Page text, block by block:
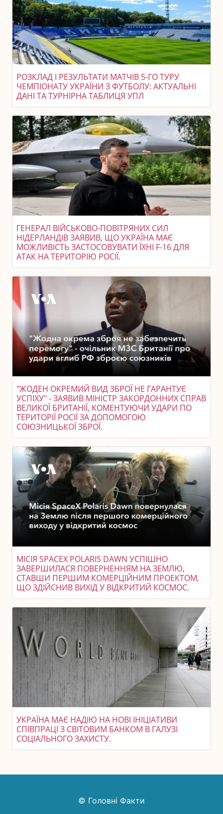
РОЗКЛАД І РЕЗУЛЬТАТИ МАТЧІВ 5-ГО ТУРУ
ЧЕМПІОНАТУ УКРАЇНИ З ФУТБОЛУ: АКТУАЛЬНІ
ДАНІ ТА ТУРНІРНА ТАБЛИЦЯ УПЛ
ГЕНЕРАЛ ВІЙСЬКОВО-ПОВІТРЯНИХ СИЛ
НІДЕРЛАНДІВ ЗАЯВИВ, ЩО УКРАЇНА МАЄ
МОЖЛИВІСТЬ ЗАСТОСОВУВАТИ ЇХНІ F-16 ДЛЯ
АТАК НА ТЕРИТОРІЮ РОСІЇ.
"ЖОДЕН ОКРЕМИЙ ВИД ЗБРОЇ НЕ ГАРАНТУЄ
УСПІХУ" - ЗАЯВИВ МІНІСТР ЗАКОРДОННИХ СПРАВ
ВЕЛИКОЇ БРИТАНІЇ, КОМЕНТУЮЧИ УДАРИ ПО
ТЕРИТОРІЇ РОСІЇ ЗА ДОПОМОГОЮ
СОЮЗНИЦЬКОЇ ЗБРОЇ.
МІСІЯ SPACEX POLARIS DAWN УСПІШНО
ЗАВЕРШИЛАСЯ ПОВЕРНЕННЯМ НА ЗЕМЛЮ,
СТАВШИ ПЕРШИМ КОМЕРЦІЙНИМ ПРОЕКТОМ,
ЩО ЗДІЙСНИВ ВИХІД У ВІДКРИТИЙ КОСМОС.
УКРАЇНА МАЄ НАДІЮ НА НОВІ ІНІЦІАТИВИ
СПІВПРАЦІ З СВІТОВИМ БАНКОМ В ГАЛУЗІ
СОЦІАЛЬНОГО ЗАХИСТУ.
© Головні Факти